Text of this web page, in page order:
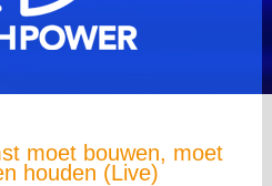
moet bouwen, moet
houden (Live)